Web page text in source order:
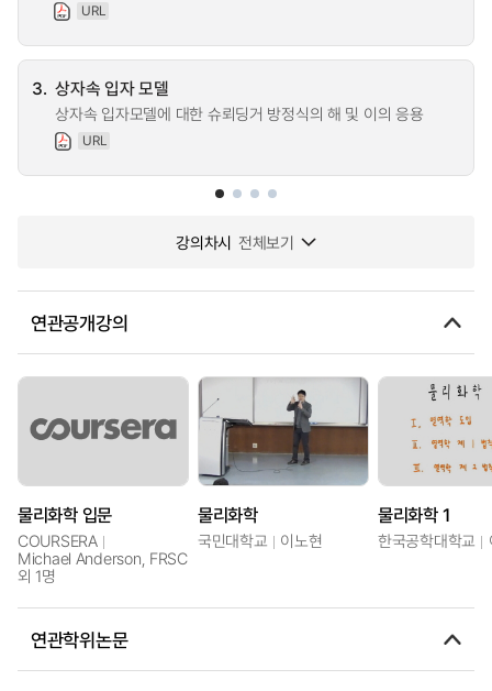
URL
3. 상자속 입자 모델
상자속 입자모델에 대한 슈뢰딩거 방정식의 해 및 이의 응용
URL
강의차시 전체보기
연관공개강의
물리화학 입문
COURSERA
Michael Anderson, FRSC
외 1명
물리화학
국민대학교 이노현
물리화학 1
한국공학대학교
연관학위논문